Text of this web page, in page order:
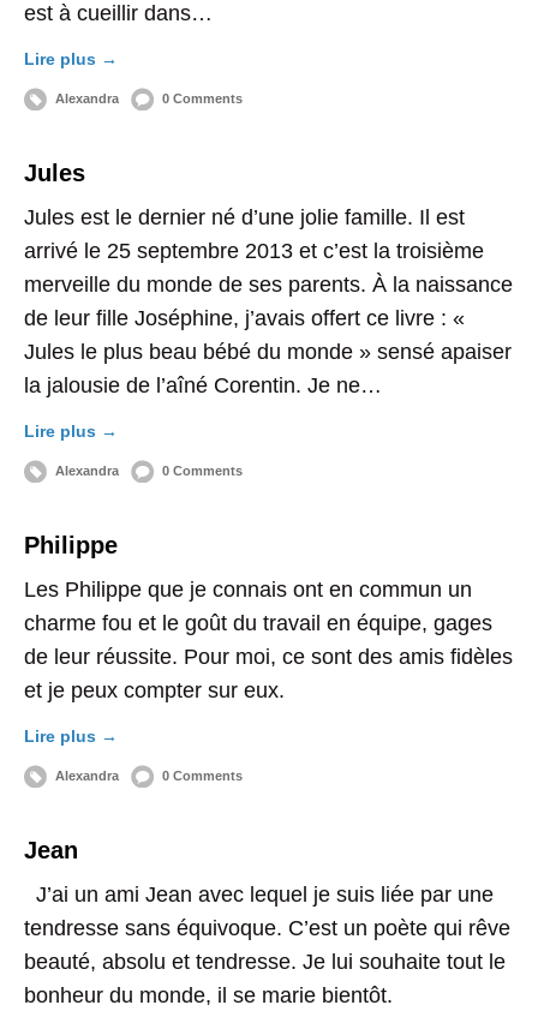
est à cueillir dans…
Lire plus →
Alexandra 0 Comments
Jules
Jules est le dernier né d’une jolie famille. Il est
arrivé le 25 septembre 2013 et c’est la troisième
merveille du monde de ses parents. À la naissance
de leur fille Joséphine, j’avais offert ce livre : «
Jules le plus beau bébé du monde » sensé apaiser
la jalousie de l’aîné Corentin. Je ne…
Lire plus →
Alexandra 0 Comments
Philippe
Les Philippe que je connais ont en commun un
charme fou et le goût du travail en équipe, gages
de leur réussite. Pour moi, ce sont des amis fidèles
et je peux compter sur eux.
Lire plus →
Alexandra 0 Comments
Jean
J’ai un ami Jean avec lequel je suis liée par une
tendresse sans équivoque. C’est un poète qui rêve
beauté, absolu et tendresse. Je lui souhaite tout le
bonheur du monde, il se marie bientôt.